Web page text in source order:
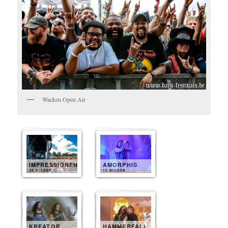
Wacken Open Air
IMPRESSIONEN
40 BILDER
AMORPHIS
15 BILDER
KREATOR HAMMERFALL